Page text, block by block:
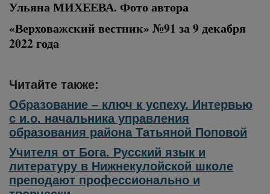
Ульяна МИХЕЕВА. Фото автора
«Верховажский вестник» №91 за 9 декабря
2022 года
Читайте также:
Образование – ключ к успеху. Интервью
с и.о. начальника управления
образования района Татьяной Поповой
Учителя от Бога. Русский язык и
литературу в Нижнекулойской школе
преподают профессионально и